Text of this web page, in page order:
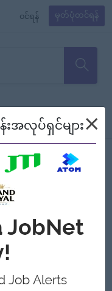
၀င်ရန် မှတ်ပုံတင်ရန်
စ်ရန် စဉ်၍ကြည့်မည်
အလုပ်ရှင်များ×